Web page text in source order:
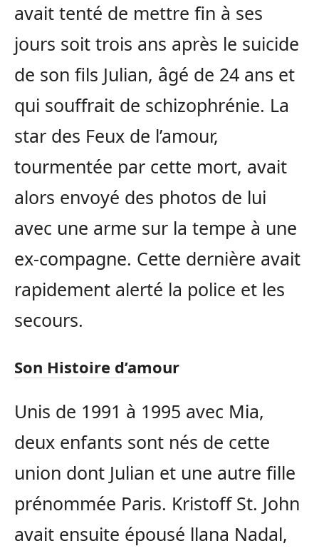
avait tenté de mettre fin à ses
jours soit trois ans après le suicide
de son fils Julian, âgé de 24 ans et
qui souffrait de schizophrénie. La
star des Feux de l’amour,
tourmentée par cette mort, avait
alors envoyé des photos de lui
avec une arme sur la tempe à une
ex-compagne. Cette dernière avait
rapidement alerté la police et les
secours.
Son Histoire d’amour
Unis de 1991 à 1995 avec Mia,
deux enfants sont nés de cette
union dont Julian et une autre fille
prénommée Paris. Kristoff St. John
avait ensuite épousé llana Nadal,